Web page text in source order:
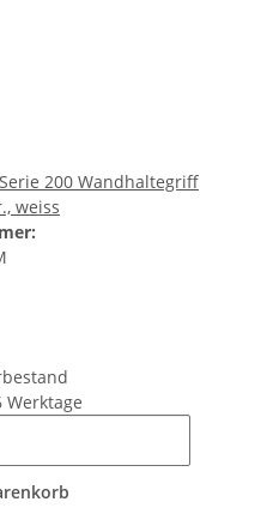
200 Wandhaltegriff
weiss
Werktage